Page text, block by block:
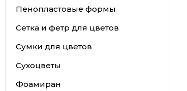
Пенопластовые формы
Сетка и фетр для цветов
Сумки для цветов
Сухоцветы
Фоамиран